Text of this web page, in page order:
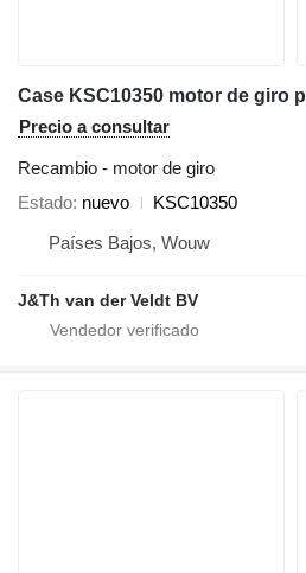
Precio a consultar
Recambio - motor de giro
Estado nuevo
KSC10350
Países Bajos, Wouw
J&Th van der Veldt BV